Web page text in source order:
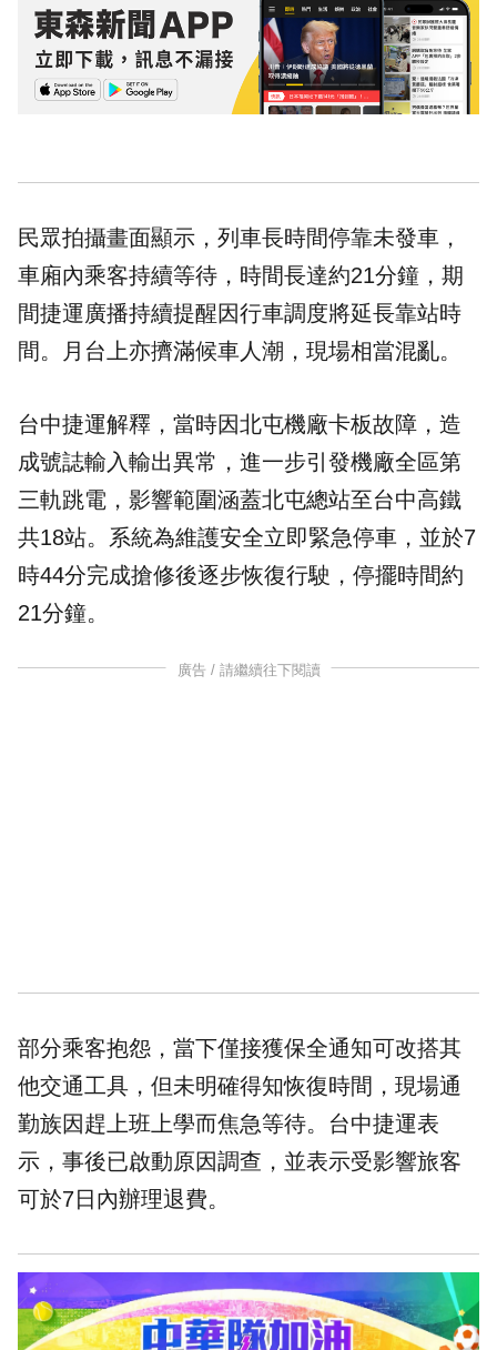
民眾拍攝畫面顯示，列車長時間停靠未發車，
車廂內乘客持續等待，時間長達約21分鐘，期
間捷運廣播持續提醒因行車調度將延長靠站時
間。月台上亦擠滿候車人潮，現場相當混亂。
台中捷運解釋，當時因北屯機廠卡板故障，造
成號誌輸入輸出異常，進一步引發機廠全區第
三軌跳電，影響範圍涵蓋北屯總站至台中高鐵
共18站。系統為維護安全立即緊急停車，並於7
時44分完成搶修後逐步恢復行駛，停擺時間約
21分鐘。
廣告 / 請繼續往下閱讀
部分乘客抱怨，當下僅接獲保全通知可改搭其
他交通工具，但未明確得知恢復時間，現場通
勤族因趕上班上學而焦急等待。台中捷運表
示，事後已啟動原因調查，並表示受影響旅客
可於7日內辦理退費。